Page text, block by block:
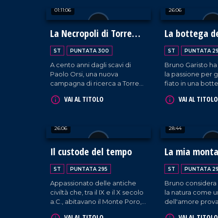
riferimento di ricerca, qualità
e offerta di prodotti autentici
realizzati con le proprie mani.
passato fatto di
tradizioni,
generazione in
profondamente
storia e
territorio.
01:11:06
La Necropoli di Torre
Galli
ST PUNTATA 300
A cento anni dagli scavi di
Paolo Orsi, una nuova
campagna di ricerca a Torre
tombe dell'Età del Ferro.
preziosi dettagli che svelano
la vita delle popolazioni
indigene prima dei Greci.
VAI AL TITOLO
26:06
La bottega
ST PUNTATA
Bruno Garisto
la passione per
fiato in una
paese natale,
amore per il
permettano di
proprio futuro
emigrare.
VAI AL TITOLO
26:06
Il custode del tempo
ST PUNTATA 295
Appassionato delle antiche
civiltà che, tra il IX e il X secolo
a.C., abitavano il Monte Poro,
28:44
La mia
ST PUNTATA
Bruno
la natura come
dell'amore